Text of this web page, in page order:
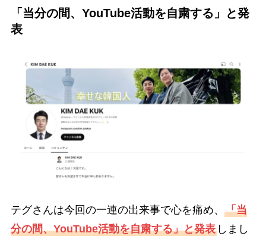
「当分の間、YouTube活動を自粛する」と発
表
テグさんは今回の一連の出来事で心を痛め、 「当
分の間、YouTube活動を自粛する」と発表しまし